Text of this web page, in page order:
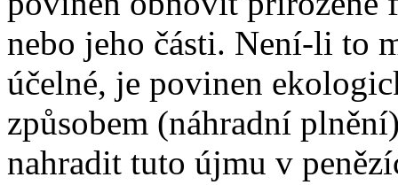
nebo jeho části. Není-li to
účelné, je povinen
způsobem (náhradní
nahradit tuto újmu v